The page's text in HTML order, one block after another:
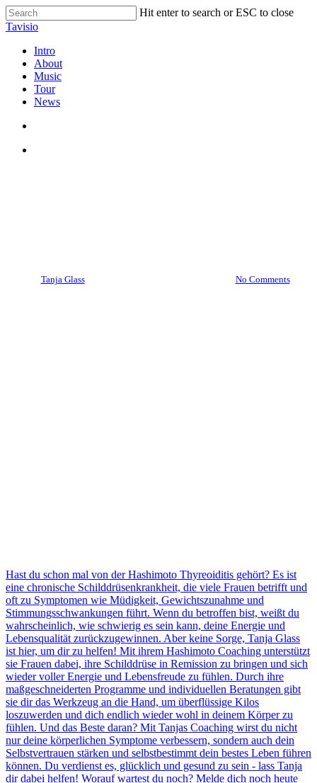
Skip
to
content
Hit enter to search or ESC to close
Close
Tavisio
search
Menu
Intro
About
Music
Tour
News
Tanja Glass No Comments
Hast du schon mal von der Hashimoto Thyreoiditis gehört? Es ist
eine chronische Schilddrüsenkrankheit, die viele Frauen betrifft und
oft zu Symptomen wie Müdigkeit, Gewichtszunahme und
Stimmungsschwankungen führt. Wenn du betroffen bist, weißt du
wahrscheinlich, wie schwierig es sein kann, deine Energie und
Lebensqualität zurückzugewinnen. Aber keine Sorge, Tanja Glass
ist hier, um dir zu helfen! Mit ihrem Hashimoto Coaching unterstützt
sie Frauen dabei, ihre Schilddrüse in Remission zu bringen und sich
wieder voller Energie und Lebensfreude zu fühlen. Durch ihre
maßgeschneiderten Programme und individuellen Beratungen gibt
sie dir das Werkzeug an die Hand, um überflüssige Kilos
loszuwerden und dich endlich wieder wohl in deinem Körper zu
fühlen. Und das Beste daran? Mit Tanjas Coaching wirst du nicht
nur deine körperlichen Symptome verbessern, sondern auch dein
Selbstvertrauen stärken und selbstbestimmt dein bestes Leben führen
können. Du verdienst es, glücklich und gesund zu sein - lass Tanja
dir dabei helfen! Worauf wartest du noch? Melde dich noch heute